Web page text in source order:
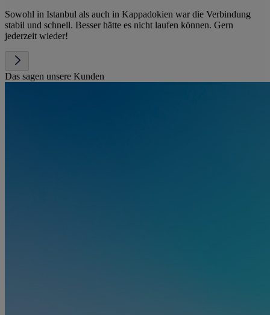
Sowohl in Istanbul als auch in Kappadokien war die Verbindung
stabil und schnell. Besser hätte es nicht laufen können. Gern
jederzeit wieder!
Das sagen unsere Kunden